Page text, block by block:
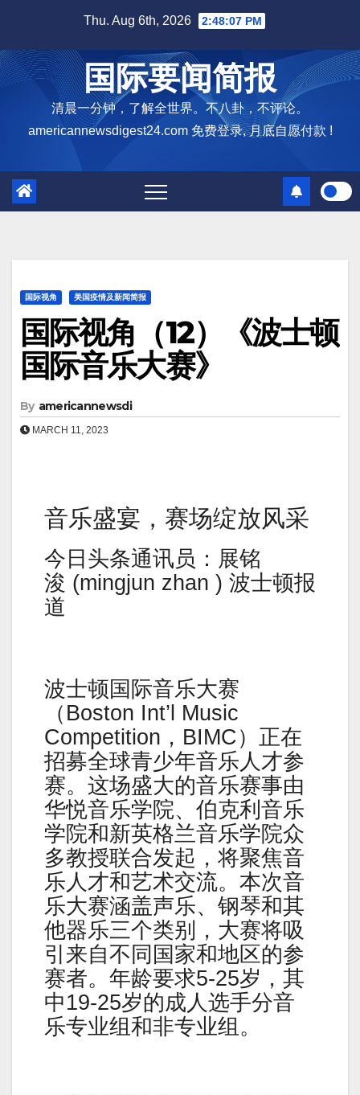
content
Thu. Aug 6th, 2026 2:48:08 PM
国际要闻简报
清晨一分钟，了解全世界。不八卦，不评论。
americannewsdigest24.com 免费登录, 月底自愿付款 !
国际视角 美国疫情及新闻简报
国际视角（12）《波士顿
国际音乐大赛》
By americannewsdi
MARCH 11, 2023
音乐盛宴，赛场绽放风采
今日头条通讯员：展铭
浚 (mingjun zhan ) 波士顿报
道
波士顿国际音乐大赛
（Boston Int’l Music
Competition，BIMC）正在
招募全球青少年音乐人才参
赛。这场盛大的音乐赛事由
华悦音乐学院、伯克利音乐
学院和新英格兰音乐学院众
多教授联合发起，将聚焦音
乐人才和艺术交流。本次音
乐大赛涵盖声乐、钢琴和其
他器乐三个类别，大赛将吸
引来自不同国家和地区的参
赛者。年龄要求5-25岁，其
中19-25岁的成人选手分音
乐专业组和非专业组。